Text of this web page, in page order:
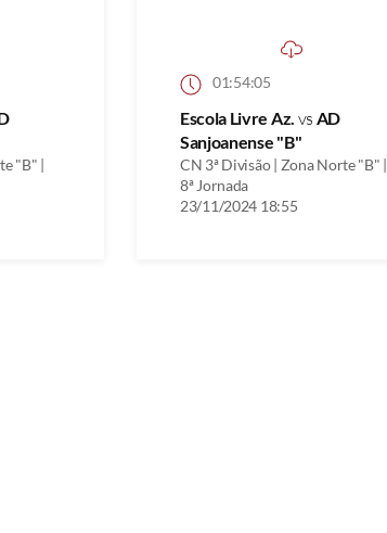
"B" |
01:54:05
Escola Livre Az. vs AD
Sanjoanense "B"
CN 3ª Divisão | Zona Norte "B" |
8ª Jornada
23/11/2024 18:55